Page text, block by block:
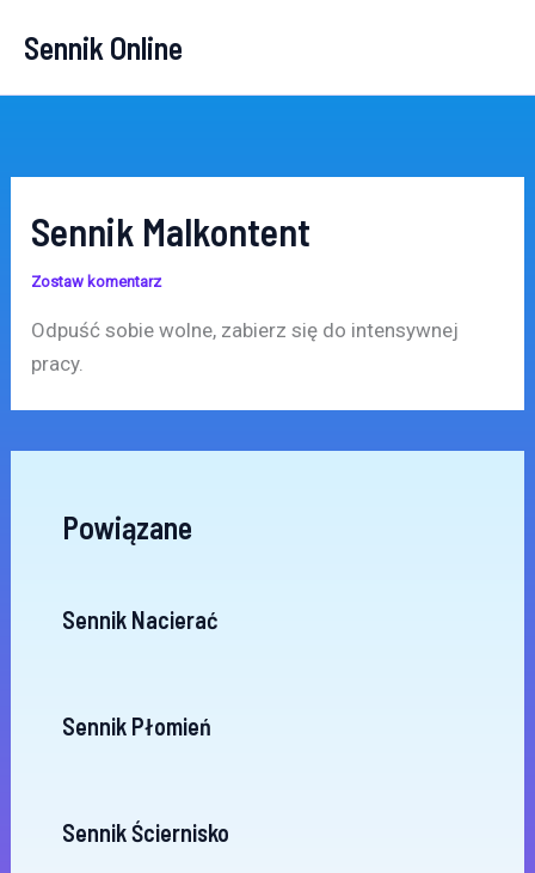
Sennik Online
Sennik Malkontent
Zostaw komentarz
Odpuść sobie wolne, zabierz się do intensywnej
pracy.
Powiązane
Sennik Nacierać
Sennik Płomień
Sennik Ściernisko